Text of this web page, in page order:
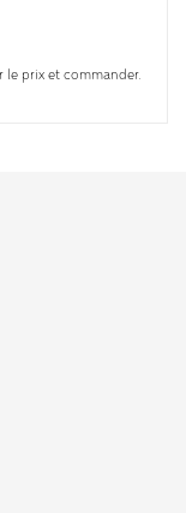
le prix et commander.